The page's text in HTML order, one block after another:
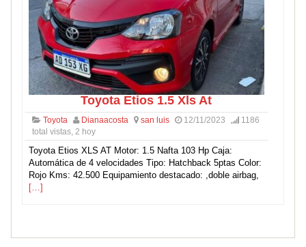
Toyota Etios 1.5 Xls At
Toyota Dianaacosta san luis 12/11/2023
1186
total vistas, 2 hoy
Toyota Etios XLS AT Motor: 1.5 Nafta 103 Hp Caja:
Automática de 4 velocidades Tipo: Hatchback 5ptas Color:
Rojo Kms: 42.500 Equipamiento destacado: ,doble airbag,
[…]